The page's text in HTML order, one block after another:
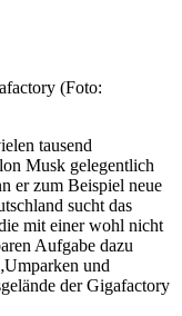
(Foto:
tausend
Musk gelegentlich
er zum Beispiel neue
sucht das
mit einer wohl nicht
Aufgabe dazu
und
der Gigafactory